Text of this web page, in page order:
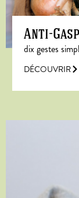
Anti-
dix gestes
DÉCOUVRIR